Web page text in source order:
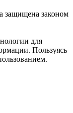
защищена законом
для
Пользуясь